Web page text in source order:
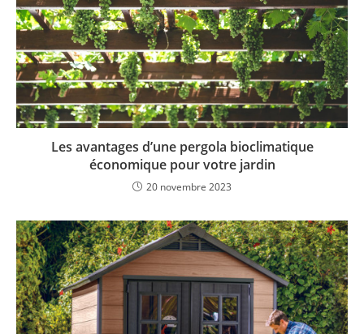
Les avantages d’une pergola bioclimatique
économique pour votre jardin
20 novembre 2023